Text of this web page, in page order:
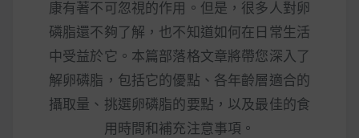
減醣食材推薦
減醣料理食譜
康有著不可忽視的作用。但是，很多人對卵
磷脂還不夠了解，也不知道如何在日常生活
中受益於它。本篇部落格文章將帶您深入了
解卵磷脂，包括它的優點、各年齡層適合的
攝取量、挑選卵磷脂的要點，以及最佳的食
用時間和補充注意事項。